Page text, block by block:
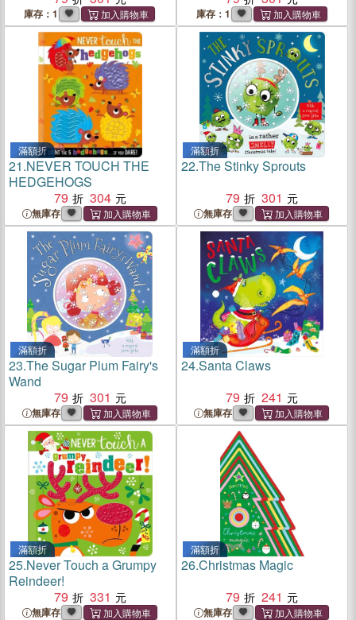
庫存：1 庫存：1
滿額折
21.NEVER TOUCH THE
HEDGEHOGS
79
304
無庫存
滿額折
22.The Stinky Sprouts
79
301
無庫存
滿額折
23.The Sugar Plum Fairy's
Wand
79
301
無庫存
滿額折
24.Santa Claws
79
241
無庫存
滿額折
25.Never Touch a Grumpy
Reindeer!
79
331
無庫存
滿額折
26.Christmas Magic
79
241
無庫存